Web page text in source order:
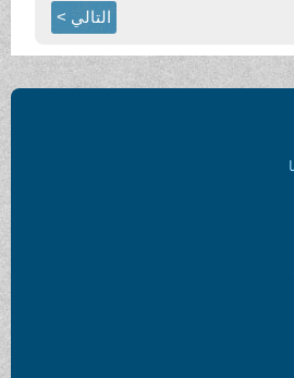
التالي >